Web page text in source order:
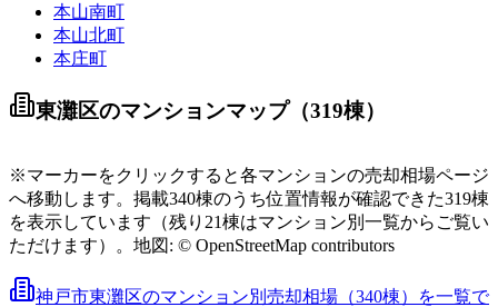
本山南町
本山北町
本庄町
東灘区のマンションマップ（319棟）
+
−
直近18ヶ月の実績
※マーカーをクリックすると各マンションの売却相場ページ
へ移動します。 掲載340棟のうち位置情報が確認できた319棟
を表示しています（残り 21棟はマンション別一覧からご覧い
ただけます）。 地図: © OpenStreetMap contributors
神戸市東灘区のマンション別売却相場（340棟）を一覧で